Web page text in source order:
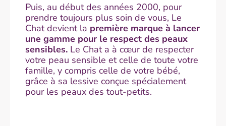
Puis, au début des années 2000, pour
prendre toujours plus soin de vous, Le
Chat devient la première marque à lancer
une gamme pour le respect des peaux
sensibles. Le Chat a à cœur de respecter
votre peau sensible et celle de toute votre
famille, y compris celle de votre bébé,
grâce à sa lessive conçue spécialement
pour les peaux des tout-petits.